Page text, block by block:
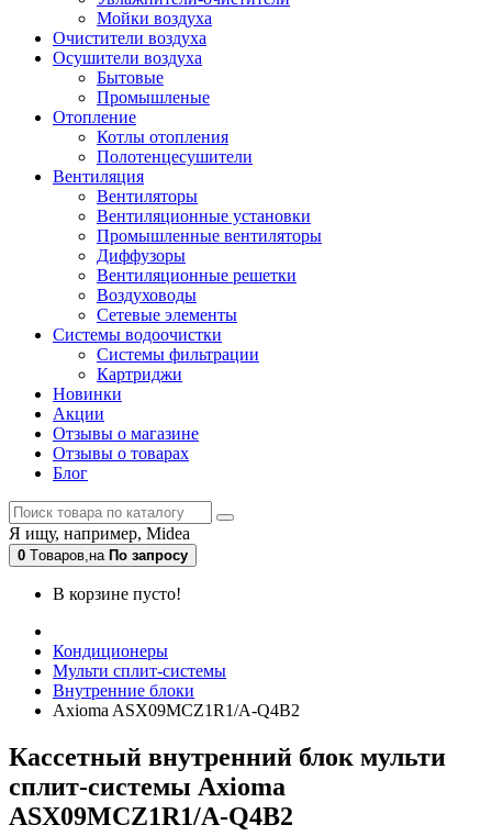
Мойки воздуха
Очистители воздуха
Осушители воздуха
Бытовые
Промышленые
Отопление
Котлы отопления
Полотенцесушители
Вентиляция
Вентиляторы
Вентиляционные установки
Промышленные вентиляторы
Диффузоры
Вентиляционные решетки
Воздуховоды
Сетевые элементы
Системы водоочистки
Системы фильтрации
Картриджи
Новинки
Акции
Отзывы о магазине
Отзывы о товарах
Блог
Я ищу, например, Midea
0 Tоваров,на По запросу
В корзине пусто!
Кондиционеры
Мульти сплит-системы
Внутренние блоки
Axioma ASX09MCZ1R1/A-Q4B2
Кассетный внутренний блок мульти
сплит-системы Axioma
ASX09MCZ1R1/A-Q4B2